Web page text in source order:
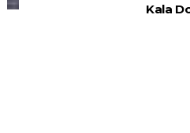
Kala